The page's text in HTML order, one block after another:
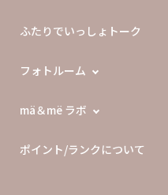
ふたりでいっしょトーク
フォトルーム
mä＆më ラボ
ポイント/ランクについて